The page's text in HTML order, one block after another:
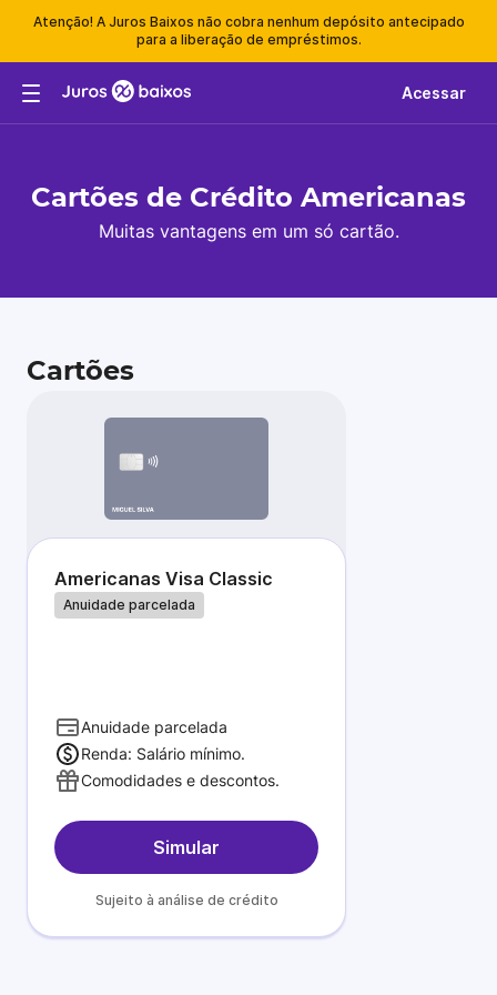
Atenção! A Juros Baixos não cobra nenhum depósito antecipado
para a liberação de empréstimos.
Acessar
Cartões de Crédito Americanas
Muitas vantagens em um só cartão.
Cartões
Americanas Visa Classic
Anuidade parcelada
Anuidade parcelada
Renda: Salário mínimo.
Comodidades e descontos.
Simular
Sujeito à análise de crédito